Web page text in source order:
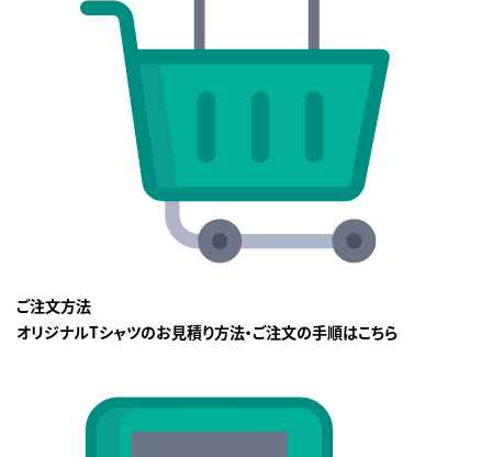
ご注文方法
オリジナルTシャツのお見積り方法・ご注文の手順はこちら